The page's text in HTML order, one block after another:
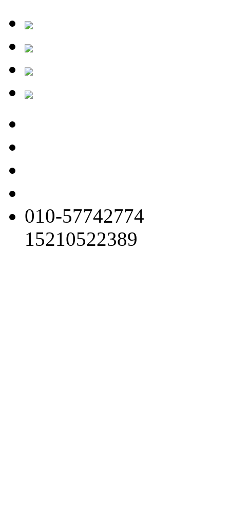
010-57742774
15210522389